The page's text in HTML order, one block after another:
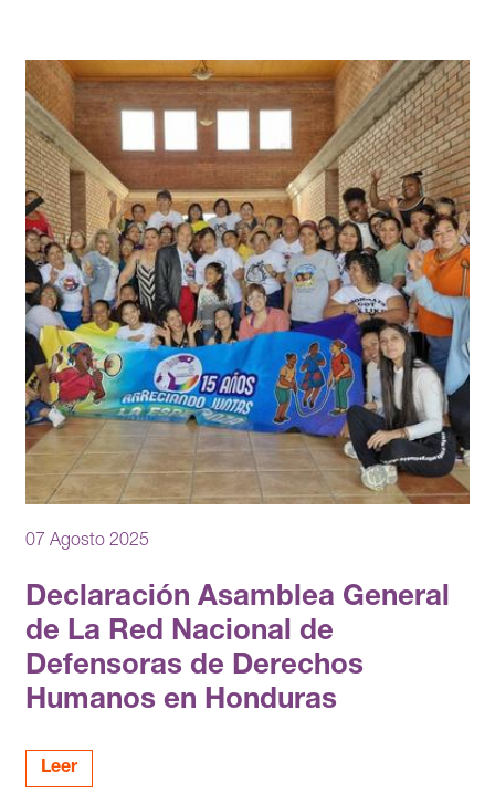
07 Agosto 2025
Declaración Asamblea General
de La Red Nacional de
Defensoras de Derechos
Humanos en Honduras
Leer